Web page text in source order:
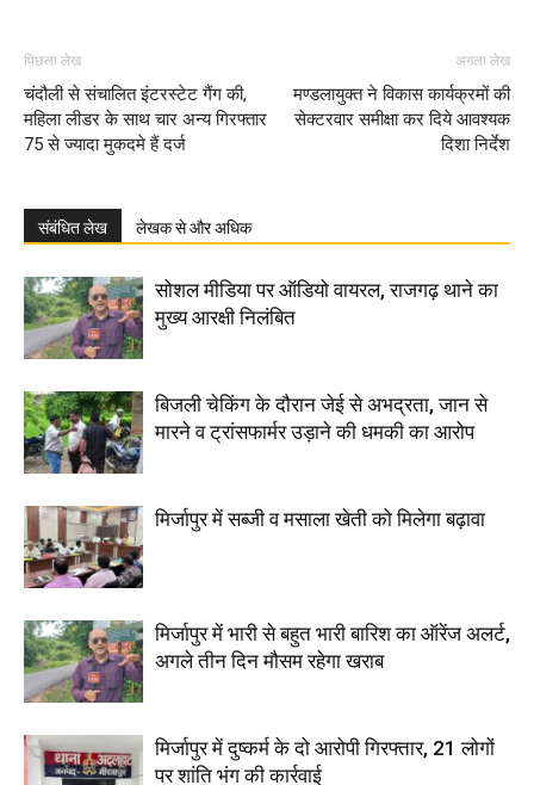
पिछला लेख
चंदौली से संचालित इंटरस्टेट गैंग की,
महिला लीडर के साथ चार अन्य गिरफ्तार
75 से ज्यादा मुकदमे हैं दर्ज
अगला लेख
मण्डलायुक्त ने विकास कार्यक्रमों की
सेक्टरवार समीक्षा कर दिये आवश्यक
दिशा निर्देश
संबंधित लेख लेखक से और अधिक
सोशल मीडिया पर ऑडियो वायरल, राजगढ़ थाने का
मुख्य आरक्षी निलंबित
बिजली चेकिंग के दौरान जेई से अभद्रता, जान से
मारने व ट्रांसफार्मर उड़ाने की धमकी का आरोप
मिर्जापुर में सब्जी व मसाला खेती को मिलेगा बढ़ावा
मिर्जापुर में भारी से बहुत भारी बारिश का ऑरेंज अलर्ट,
अगले तीन दिन मौसम रहेगा खराब
मिर्जापुर में दुष्कर्म के दो आरोपी गिरफ्तार, 21 लोगों
पर शांति भंग की कार्रवाई